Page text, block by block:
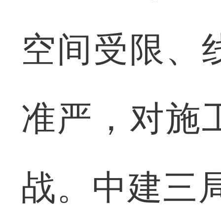
空间受限、
准严，对施
战。中建三